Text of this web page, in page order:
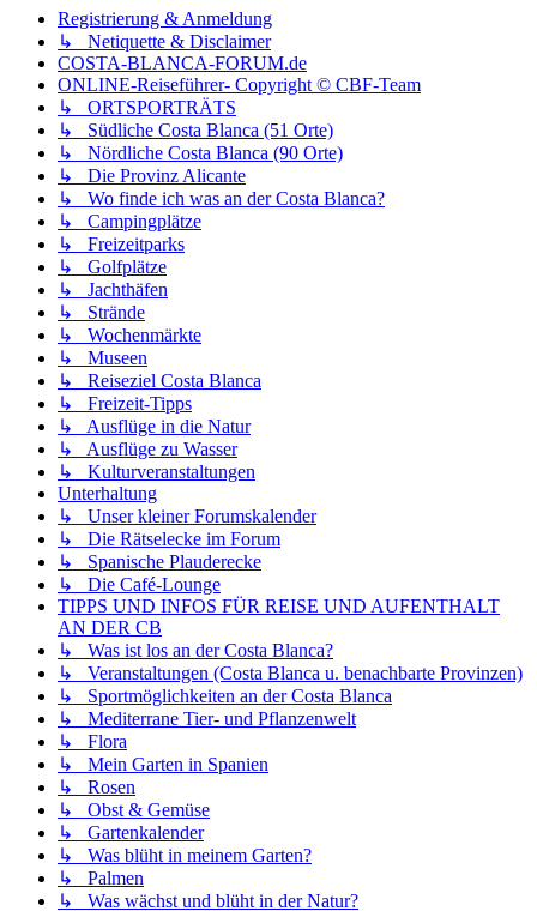
Registrierung & Anmeldung
↳ Netiquette & Disclaimer
COSTA-BLANCA-FORUM.de
ONLINE-Reiseführer- Copyright © CBF-Team
↳ ORTSPORTRÄTS
↳ Südliche Costa Blanca (51 Orte)
↳ Nördliche Costa Blanca (90 Orte)
↳ Die Provinz Alicante
↳ Wo finde ich was an der Costa Blanca?
↳ Campingplätze
↳ Freizeitparks
↳ Golfplätze
↳ Jachthäfen
↳ Strände
↳ Wochenmärkte
↳ Museen
↳ Reiseziel Costa Blanca
↳ Freizeit-Tipps
↳ Ausflüge in die Natur
↳ Ausflüge zu Wasser
↳ Kulturveranstaltungen
Unterhaltung
↳ Unser kleiner Forumskalender
↳ Die Rätselecke im Forum
↳ Spanische Plauderecke
↳ Die Café-Lounge
TIPPS UND INFOS FÜR REISE UND AUFENTHALT
AN DER CB
↳ Was ist los an der Costa Blanca?
↳ Veranstaltungen (Costa Blanca u. benachbarte Provinzen)
↳ Sportmöglichkeiten an der Costa Blanca
↳ Mediterrane Tier- und Pflanzenwelt
↳ Flora
↳ Mein Garten in Spanien
↳ Rosen
↳ Obst & Gemüse
↳ Gartenkalender
↳ Was blüht in meinem Garten?
↳ Palmen
↳ Was wächst und blüht in der Natur?